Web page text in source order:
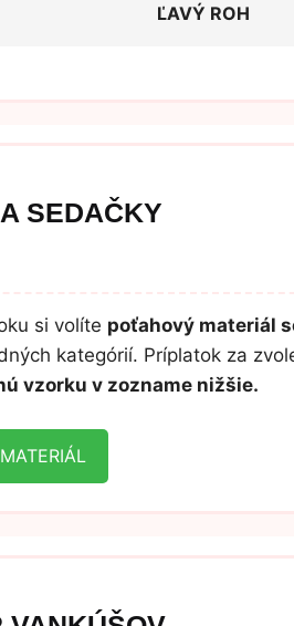
ĽAVÝ ROH
SEDAČKY
si volíte poťahový materiál
kategórií. Príplatok za
vzorku v zozname nižšie.